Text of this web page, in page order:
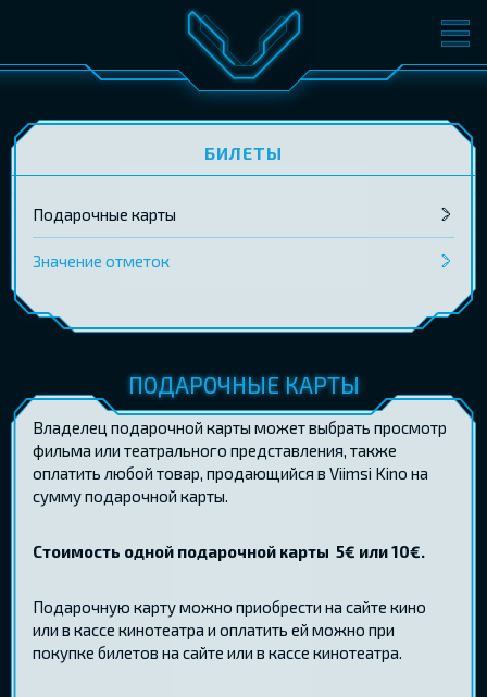
ФИЛЬМЫ БИЛЕТЫ
О КИНО СОБЫТИЯ
КОНФЕРЕНЦИИ КИНОКЛУБ-V
RUS ENG
БИЛЕТЫ
Подарочные карты
Значение отметок
ПОДАРОЧНЫЕ КАРТЫ
Владелец подарочной карты может выбрать просмотр
фильма или театрального представления, также
оплатить любой товар, продающийся в Viimsi Kino на
сумму подарочной карты.
Стоимость одной подарочной карты 5€ или 10€.
Подарочную карту можно приобрести на сайте кино
или в кассе кинотеатра и оплатить ей можно при
покупке билетов на сайте или в кассе кинотеатра.